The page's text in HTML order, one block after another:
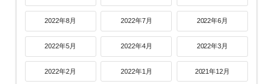
2022年8月 2022年7月 2022年6月
2022年5月 2022年4月 2022年3月
2022年2月 2022年1月 2021年12月